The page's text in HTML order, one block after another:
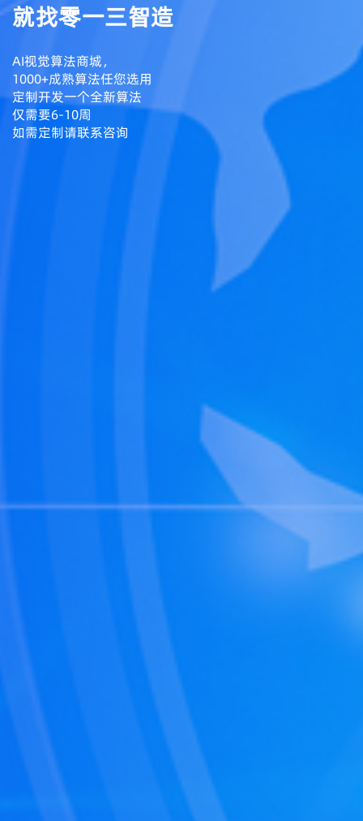
就找零一三智造
AI视觉算法商城，
1000+成熟算法任您选用
定制开发一个全新算法
仅需要6-10周
如需定制请联系咨询